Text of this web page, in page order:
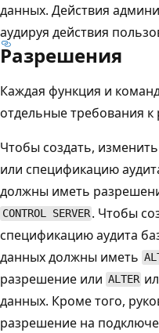
данных. Действия
аудируя действия
Разрешения
Каждая функция и
отдельные требования
Чтобы создать,
или спецификацию
должны иметь
CONTROL SERVER . Чтобы
спецификацию аудита
данных должны иметь
разрешение или ALTER
данных. Кроме того,
разрешение на